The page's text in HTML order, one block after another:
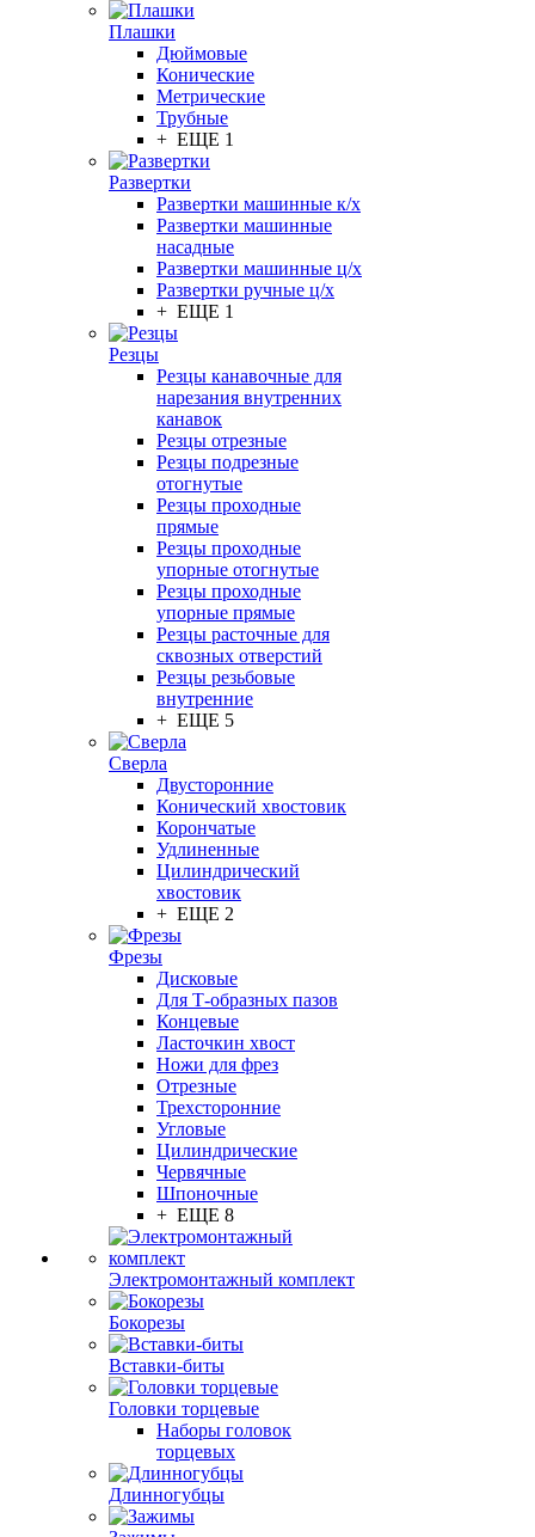
Плашки
Дюймовые
Конические
Метрические
Трубные
+ ЕЩЕ 1
Развертки
Развертки машинные к/х
Развертки машинные
насадные
Развертки машинные ц/х
Развертки ручные ц/х
+ ЕЩЕ 1
Резцы
Резцы канавочные для
нарезания внутренних
канавок
Резцы отрезные
Резцы подрезные
отогнутые
Резцы проходные
прямые
Резцы проходные
упорные отогнутые
Резцы проходные
упорные прямые
Резцы расточные для
сквозных отверстий
Резцы резьбовые
внутренние
+ ЕЩЕ 5
Сверла
Двусторонние
Конический хвостовик
Корончатые
Удлиненные
Цилиндрический
хвостовик
+ ЕЩЕ 2
Фрезы
Дисковые
Для Т-образных пазов
Концевые
Ласточкин хвост
Ножи для фрез
Отрезные
Трехсторонние
Угловые
Цилиндрические
Червячные
Шпоночные
+ ЕЩЕ 8
Электромонтажный комплект
Бокорезы
Вставки-биты
Головки торцевые
Наборы головок
торцевых
Длинногубцы